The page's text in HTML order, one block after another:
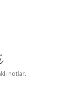
notlar.